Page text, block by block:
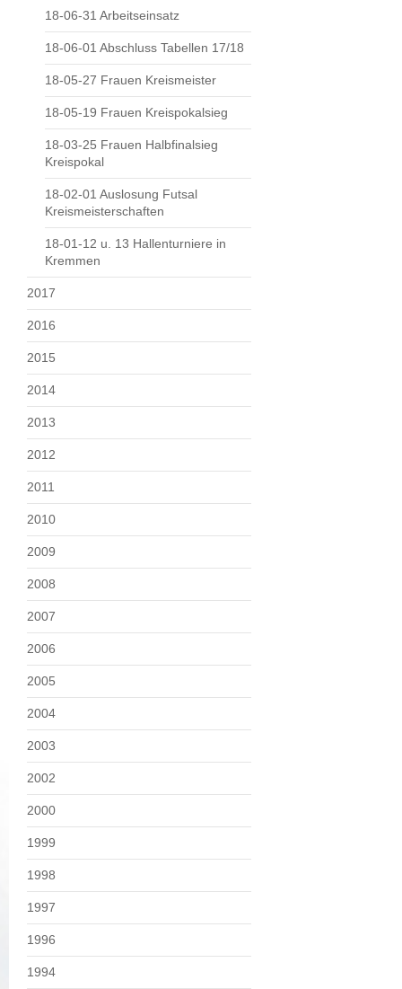
18-06-31 Arbeitseinsatz
18-06-01 Abschluss Tabellen 17/18
18-05-27 Frauen Kreismeister
18-05-19 Frauen Kreispokalsieg
18-03-25 Frauen Halbfinalsieg
Kreispokal
18-02-01 Auslosung Futsal
Kreismeisterschaften
18-01-12 u. 13 Hallenturniere in
Kremmen
2017
2016
2015
2014
2013
2012
2011
2010
2009
2008
2007
2006
2005
2004
2003
2002
2000
1999
1998
1997
1996
1994